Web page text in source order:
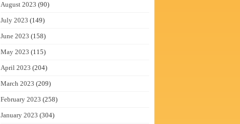
August 2023 (90)
July 2023 (149)
June 2023 (158)
May 2023 (115)
April 2023 (204)
March 2023 (209)
February 2023 (258)
January 2023 (304)